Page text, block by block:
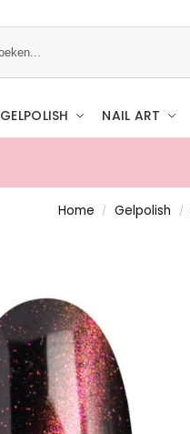
GELPOLISH NAIL ART
Home / Gelpolish /